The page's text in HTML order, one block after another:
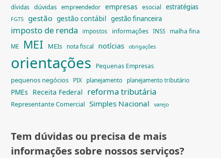
dívidas dúvidas empreendedor empresas esocial estratégias
FGTS gestão gestão contábil gestão financeira
imposto de renda impostos informações INSS malha fina
ME MEI MEIs nota fiscal notícias obrigações
orientações Pequenas Empresas
pequenos negócios PIX planejamento planejamento tributário
PMEs Receita Federal reforma tributária
Representante Comercial Simples Nacional varejo
Tem dúvidas ou precisa de mais
informações sobre nossos serviços?